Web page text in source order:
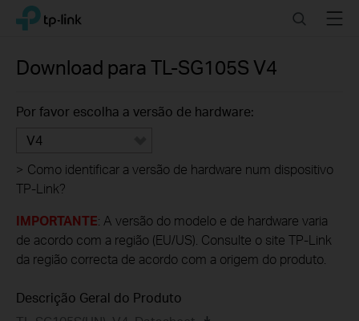
Click
navigation
TP-Link, Reliably Smart SearchMenu
Download para TL-SG105S V4
Por favor escolha a versão de hardware:
V4
> Como identificar a versão de hardware num dispositivo
TP-Link?
IMPORTANTE: A versão do modelo e de hardware varia
de acordo com a região (EU/US). Consulte o site TP-Link
da região correcta de acordo com a origem do produto.
Descrição Geral do Produto